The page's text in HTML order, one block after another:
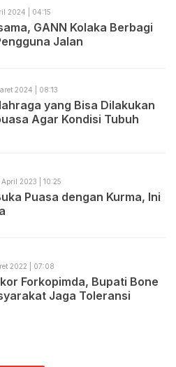
2024 | 04:15
GANN Kolaka Berbagi
Jalan
2024 | 08:13
yang Bisa Dilakukan
Agar Kondisi Tubuh
April 2023 | 10:25
Puasa dengan Kurma, Ini
2022 | 07:08
Forkopimda, Bupati Bone
Jaga Toleransi